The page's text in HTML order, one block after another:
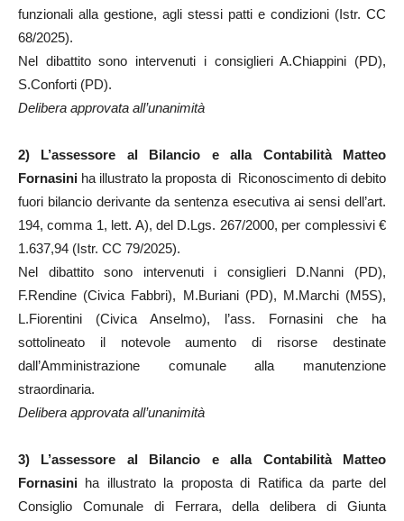
funzionali alla gestione, agli stessi patti e condizioni (Istr. CC
68/2025).
Nel dibattito sono intervenuti i consiglieri A.Chiappini (PD),
S.Conforti (PD).
Delibera approvata all’unanimità
2) L’assessore al Bilancio e alla Contabilità Matteo
Fornasini ha illustrato la proposta di Riconoscimento di debito
fuori bilancio derivante da sentenza esecutiva ai sensi dell’art.
194, comma 1, lett. A), del D.Lgs. 267/2000, per complessivi €
1.637,94 (Istr. CC 79/2025).
Nel dibattito sono intervenuti i consiglieri D.Nanni (PD),
F.Rendine (Civica Fabbri), M.Buriani (PD), M.Marchi (M5S),
L.Fiorentini (Civica Anselmo), l’ass. Fornasini che ha
sottolineato il notevole aumento di risorse destinate
dall’Amministrazione comunale alla manutenzione
straordinaria.
Delibera approvata all’unanimità
3) L’assessore al Bilancio e alla Contabilità Matteo
Fornasini ha illustrato la proposta di Ratifica da parte del
Consiglio Comunale di Ferrara, della delibera di Giunta